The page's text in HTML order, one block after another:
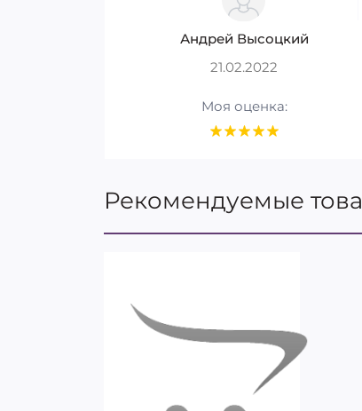
Андрей Высоцкий
21.02.2022
Моя оценка:
Рекомендуемые